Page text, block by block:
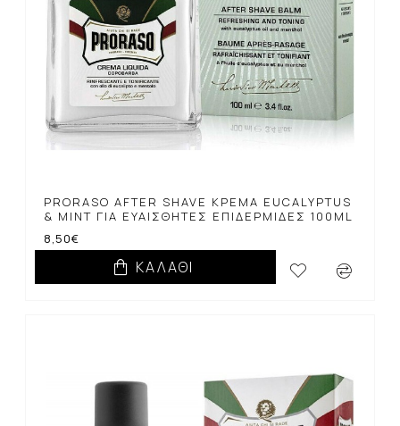
PRORASO AFTER SHAVE ΚΡΈΜΑ EUCALYPTUS
& MINT ΓΙΑ ΕΥΑΊΣΘΗΤΕΣ ΕΠΙΔΕΡΜΊΔΕΣ 100ML
8,50€
ΚΑΛΆΘΙ